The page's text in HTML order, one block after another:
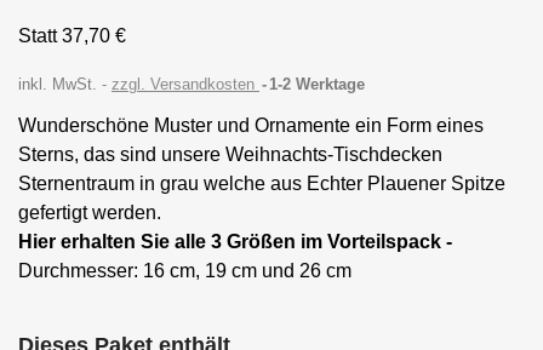
Statt 37,70 €
inkl. MwSt. zzgl. Versandkosten 1-2 Werktage
Wunderschöne Muster und Ornamente ein Form eines
Sterns, das sind unsere Weihnachts-Tischdecken
Sternentraum in grau welche aus Echter Plauener Spitze
gefertigt werden.
Hier erhalten Sie alle 3 Größen im Vorteilspack -
Durchmesser: 16 cm, 19 cm und 26 cm
Dieses Paket enthält